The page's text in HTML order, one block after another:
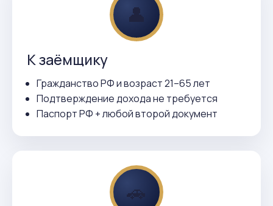
👤
К заёмщику
Гражданство РФ и возраст 21–65 лет
Подтверждение дохода не требуется
Паспорт РФ + любой второй документ
🚗